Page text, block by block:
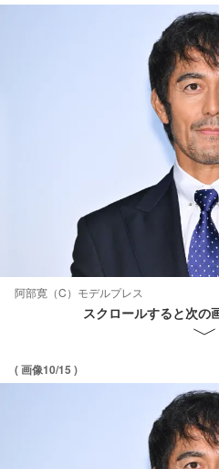
阿部寛（C）モデルプレス
スクロールすると次の
( 画像10/15 )